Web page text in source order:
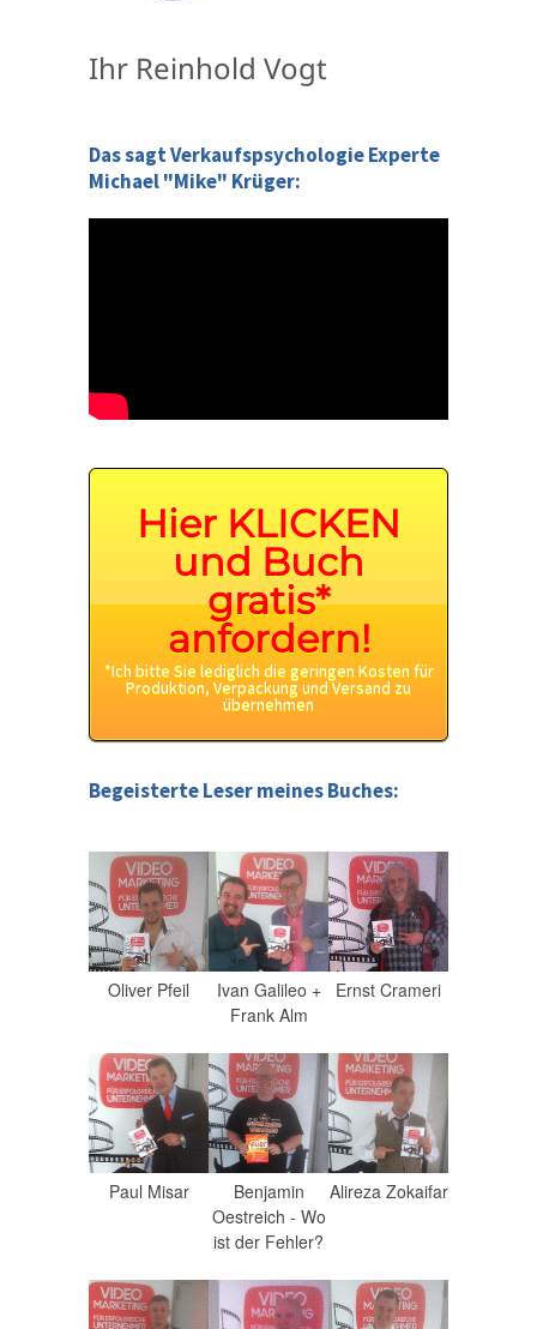
Ihr Reinhold Vogt
Das sagt Verkaufspsychologie Experte
Michael "Mike" Krüger:
Hier KLICKEN
und Buch
gratis*
anfordern!
*Ich bitte Sie lediglich die geringen Kosten für
Produktion, Verpackung und Versand zu
übernehmen
Begeisterte Leser meines Buches:
Oliver Pfeil
Ivan Galileo +
Frank Alm
Ernst Crameri
Paul Misar
Benjamin
Oestreich - Wo
ist der Fehler?
Alireza Zokaifar